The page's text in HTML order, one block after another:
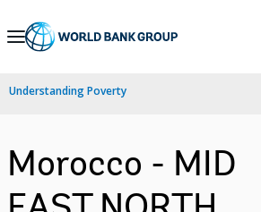
Skip
Navigation
Understanding Poverty
Morocco - MID